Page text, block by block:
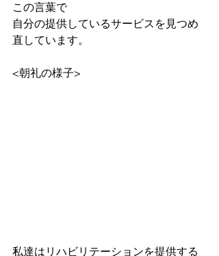
この言葉で
自分の提供しているサービスを見つめ
直しています。
<朝礼の様子>
私達はリハビリテーションを提供する